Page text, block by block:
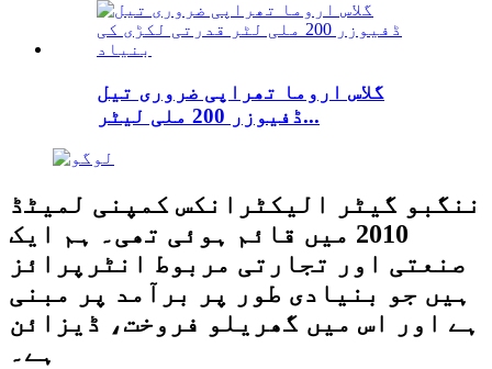
گلاس اروما تھراپی ضروری تیل
ڈفیوزر 200 ملی لیٹر...
ننگبو گیٹر الیکٹرانکس کمپنی لمیٹڈ
2010 میں قائم ہوئی تھی۔ ہم ایک
صنعتی اور تجارتی مربوط انٹرپرائز
ہیں جو بنیادی طور پر برآمد پر مبنی
ہے اور اس میں گھریلو فروخت، ڈیزائن
ہے۔